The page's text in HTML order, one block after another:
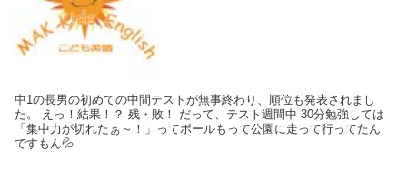
中1の長男の初めての中間テストが無事終わり、順位も発表されまし
た。 えっ！結果！？ 残・敗！ だって、テスト週間中 30分勉強しては
「集中力が切れたぁ～！」ってボールもって公園に走って行ってたん
ですもん💦 ...